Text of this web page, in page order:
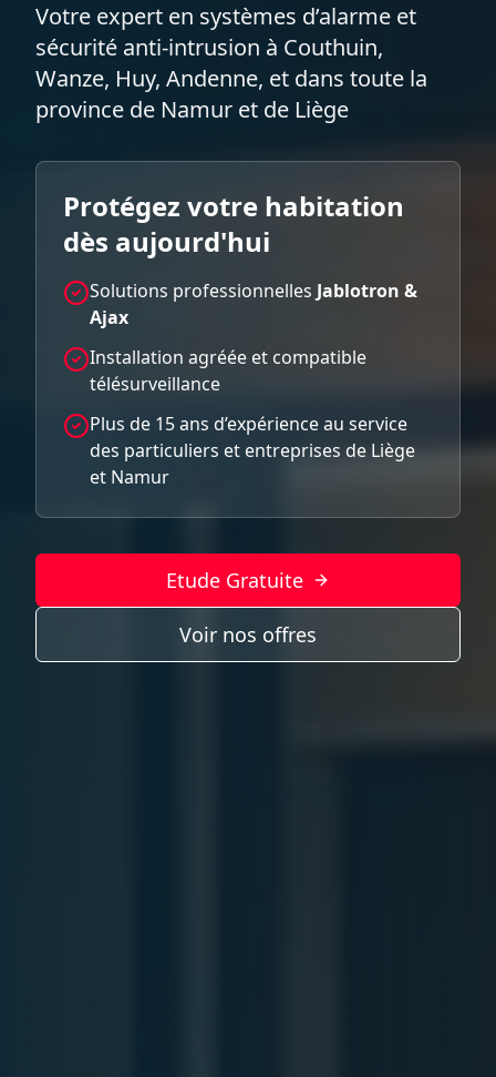
Votre expert en systèmes d’alarme et
sécurité anti-intrusion à Couthuin,
Wanze, Huy, Andenne, et dans toute la
province de Namur et de Liège
Protégez votre habitation
dès aujourd'hui
Solutions professionnelles Jablotron &
Ajax
Installation agréée et compatible
télésurveillance
Plus de 15 ans d’expérience au service
des particuliers et entreprises de Liège
et Namur
Etude Gratuite
Voir nos offres